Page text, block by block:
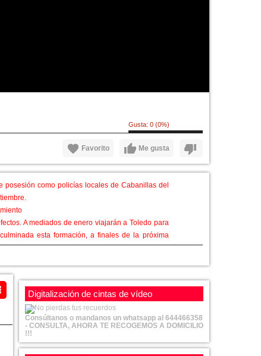
Gusta: 0 (0%)
Me gusta
Favorito
como policías locales de Cabanillas del
A mediados de enero viajarán a Toledo para
esta formación, a finales de la próxima
prácticas, pasarán a ser funcionarios de carrera
un incremento de la plantilla de 8 personas en
es conseguir a medio plazo un servicio de 24
Digitalización de cintas de vídeo
Consúltanos o mandanos un whatsapp al 644466358
- CONSULTA, AHORA TE RECOGEMOS A DOMICILIO
!!!